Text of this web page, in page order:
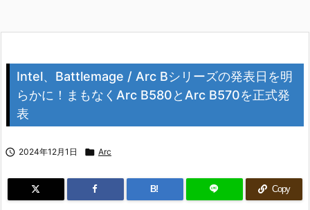
Intel、Battlemage / Arc Bシリーズの発表日を明
らかに！まもなくArc B580とArc B570を正式発
表
 2024年12月1日  Arc
B! Copy